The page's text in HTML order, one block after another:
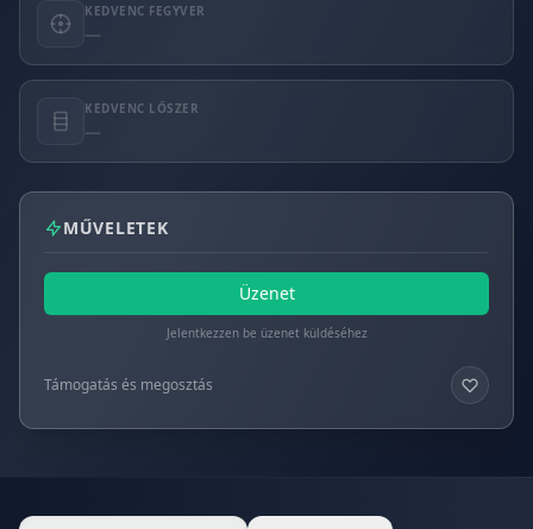
KEDVENC FEGYVER
—
KEDVENC LŐSZER
—
MŰVELETEK
Üzenet
Jelentkezzen be üzenet küldéséhez
Támogatás és megosztás